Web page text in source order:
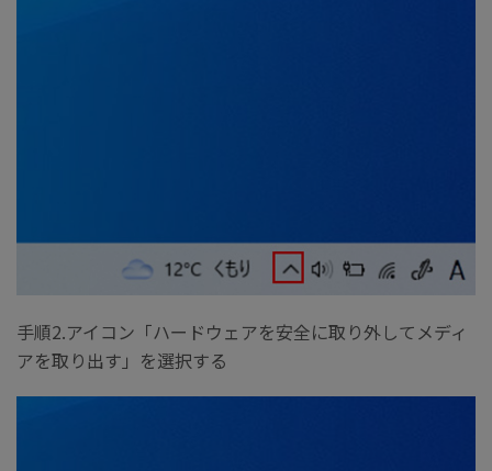
手順2.アイコン「ハードウェアを安全に取り外してメディ
アを取り出す」を選択する